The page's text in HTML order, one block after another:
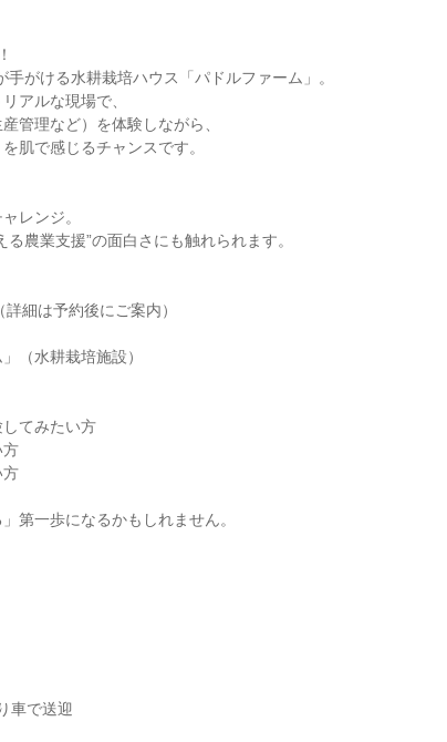
がける水耕栽培ハウス「パドルファーム」。
アルな現場で、
管理など）を体験しながら、
肌で感じるチャンスです。
レンジ。
農業支援”の面白さにも触れられます。
細は予約後にご案内）
（水耕栽培施設）
してみたい方
方
方
第一歩になるかもしれません。
車で送迎